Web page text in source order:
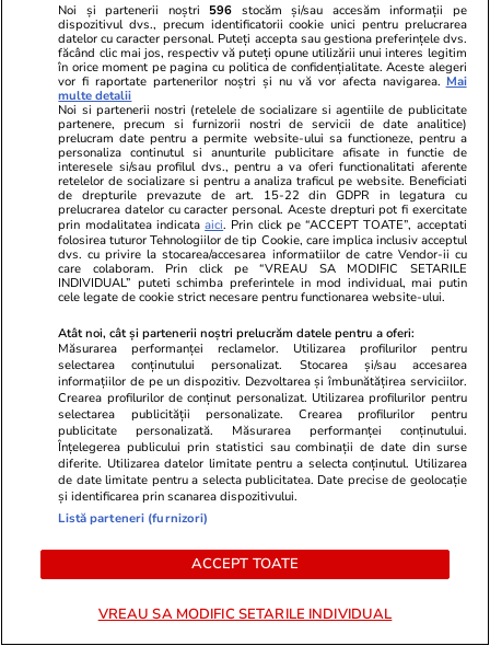
TVMania.ro
A rupt tăcerea fără nicio rușine!
Daniela Crudu spune totul despre
activitatea ei de pe platformele
pentru adulți: „Fac ce vreau, e
wow!”
Surpriză
aproape 9
la niciun
PARTENERI
GSP.ro
Noi și partenerii noștri 596 stocăm și/sau accesăm informații pe
dispozitivul dvs., precum identificatorii cookie unici pentru prelucrarea
datelor cu caracter personal. Puteți accepta sau gestiona preferințele dvs.
făcând clic mai jos, respectiv vă puteți opune utilizării unui interes legitim
în orice moment pe pagina cu politica de confidențialitate. Aceste alegeri
vor fi raportate partenerilor noștri și nu vă vor afecta navigarea. Mai
multe detalii
Noi si partenerii nostri (retelele de socializare si agentiile de publicitate
partenere, precum si furnizorii nostri de servicii de date analitice)
prelucram date pentru a permite website-ului sa functioneze, pentru a
personaliza continutul si anunturile publicitare afisate in functie de
interesele si/sau profilul dvs., pentru a va oferi functionalitati aferente
retelelor de socializare si pentru a analiza traficul pe website. Beneficiati
de drepturile prevazute de art. 15-22 din GDPR in legatura cu
prelucrarea datelor cu caracter personal. Aceste drepturi pot fi exercitate
prin modalitatea indicataaici. Prin click pe “ACCEPT TOATE”, acceptati
folosirea tuturor Tehnologiilor de tip Cookie, care implica inclusiv acceptul
dvs. cu privire la stocarea/accesarea informatiilor de catre Vendor-ii cu
care colaboram. Prin click pe “VREAU SA MODIFIC SETARILE
INDIVIDUAL” puteti schimba preferintele in mod individual, mai putin
cele legate de cookie strict necesare pentru functionarea website-ului.
Atât noi, cât și partenerii noștri prelucrăm datele pentru a oferi:
Măsurarea performanței reclamelor. Utilizarea profilurilor pentru
selectarea conținutului personalizat. Stocarea și/sau accesarea
informațiilor de pe un dispozitiv. Dezvoltarea și îmbunătățirea serviciilor.
Crearea profilurilor de conținut personalizat. Utilizarea profilurilor pentru
selectarea publicității personalizate. Crearea profilurilor pentru
publicitate personalizată. Măsurarea performanței conținutului.
Înțelegerea publicului prin statistici sau combinații de date din surse
diferite. Utilizarea datelor limitate pentru a selecta conținutul. Utilizarea
de date limitate pentru a selecta publicitatea. Date precise de geolocație
și identificarea prin scanarea dispozitivului.
Listă parteneri (furnizori)
ACCEPT TOATE
VREAU SA MODIFIC SETARILE INDIVIDUAL